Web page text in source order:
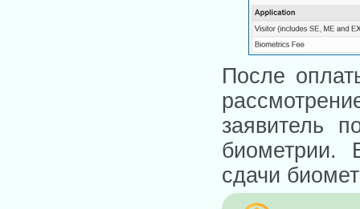
После
заявитель
биометрии.
сдачи